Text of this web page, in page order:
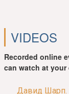
VIDEOS
Recorded online
can watch at your
Давид Шарп.